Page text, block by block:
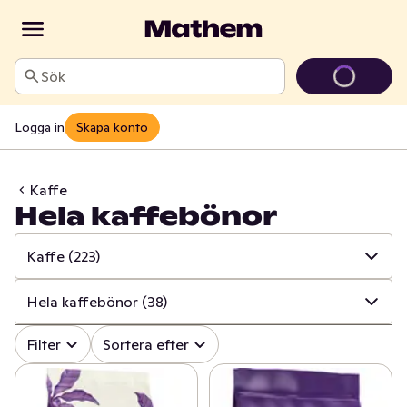
Sök
Logga in Skapa konto
Kaffe
Hela kaffebönor
Kaffe (223)
✓ Alla (1138)
✓ (143)
Alkoholfritt vin (24)
Hela kaffebönor (38)
✓ Alla (223)
Brygg- och kokkaffe
Filter Sortera efter